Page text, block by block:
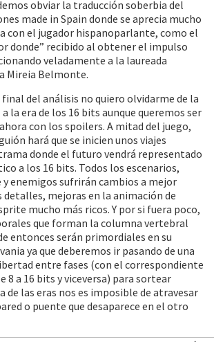
obviar la traducción soberbia del
made in Spain donde se aprecia mucho
con el jugador hispanoparlante, como el
donde” recibido al obtener el impulso
veladamente a la laureada
Mireia Belmonte.
del análisis no quiero olvidarme de la
la era de los 16 bits aunque queremos ser
con los spoilers. A mitad del juego,
hará que se inicien unos viajes
donde el futuro vendrá representado
a los 16 bits. Todos los escenarios,
enemigos sufrirán cambios a mejor
mejoras en la animación de
mucho más ricos. Y por si fuera poco,
que forman la columna vertebral
entonces serán primordiales en su
ya que deberemos ir pasando de una
entre fases (con el correspondiente
8 a 16 bits y viceversa) para sortear
de las eras nos es imposible de atravesar
o puente que desaparece en el otro